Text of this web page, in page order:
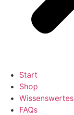
Start
Shop
Wissenswertes
FAQs